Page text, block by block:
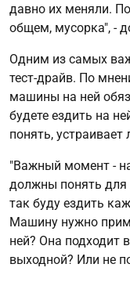
давно их меняли.
общем, мусорка", -
Одним из самых
тест-драйв. По
машины на ней
будете ездить на
понять, устраивает
"Важный момент -
должны понять для
так буду ездить
Машину нужно
ней? Она подходит
выходной? Или не